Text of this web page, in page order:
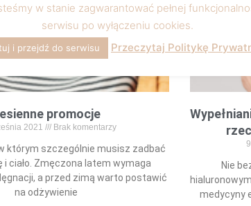
promocje
2021 Brak komentarzy
którym szczególnie musisz zadbać
i ciało. Zmęczona latem wymaga
a przed zimą warto postawić
na odżywienie
Nie
medycyny
w stanie zagwarantować pełnej
serwisu po wyłączeniu cookies.
i przejdź do serwisu Przeczytaj Politykę